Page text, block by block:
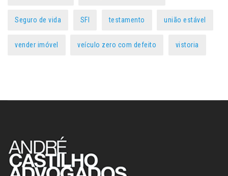
Seguro de vida SFI testamento união estável
vender imóvel veículo zero com defeito vistoria